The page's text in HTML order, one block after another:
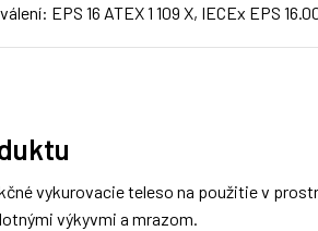
EPS 16 ATEX 1 109 X, IECEx EPS
vykurovacie teleso na použitie v
výkyvmi a mrazom.